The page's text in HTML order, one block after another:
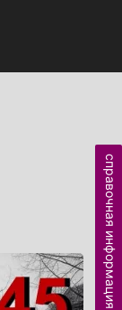
справочная информация